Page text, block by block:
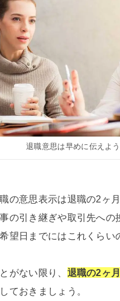
退職意思は早めに伝えよう
の意思表示は退職の2ヶ
の引き継ぎや取引先への
望日までにはこれくらい
がない限り、 退職の2ヶ
ておきましょう。